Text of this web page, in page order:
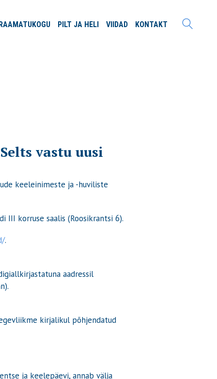
KOGU PILT JA HELI VIIDAD KONTAKT
vastu uusi
keeleinimeste ja -huviliste
III korruse saalis (Roosikrantsi 6).
.
aadressil
kirjalikul põhjendatud
ja keelepäevi, annab välja